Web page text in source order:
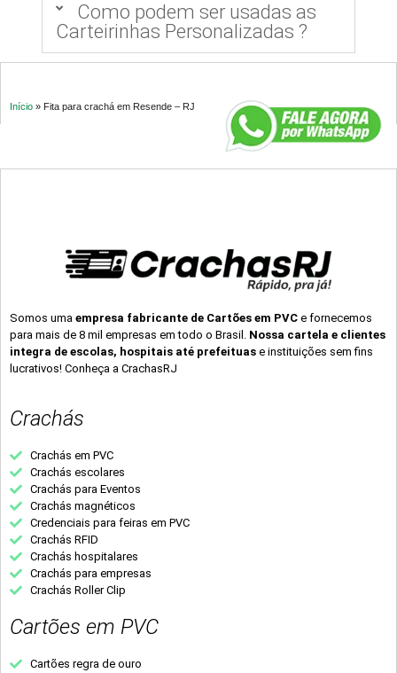
Como podem ser usadas as
Carteirinhas Personalizadas ?
Início » Fita para crachá em Resende – RJ
Somos uma empresa fabricante de Cartões em PVC e fornecemos
para mais de 8 mil empresas em todo o Brasil. Nossa cartela e clientes
integra de escolas, hospitais até prefeituas e instituições sem fins
lucrativos! Conheça a CrachasRJ
Crachás
Crachás em PVC
Crachás escolares
Crachás para Eventos
Crachás magnéticos
Credenciais para feiras em PVC
Crachás RFID
Crachás hospitalares
Crachás para empresas
Crachás Roller Clip
Cartões em PVC
Cartões regra de ouro